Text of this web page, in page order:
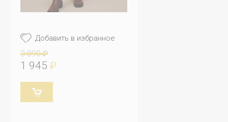
Добавить в избранное
3 890 ₽
1 945 ₽